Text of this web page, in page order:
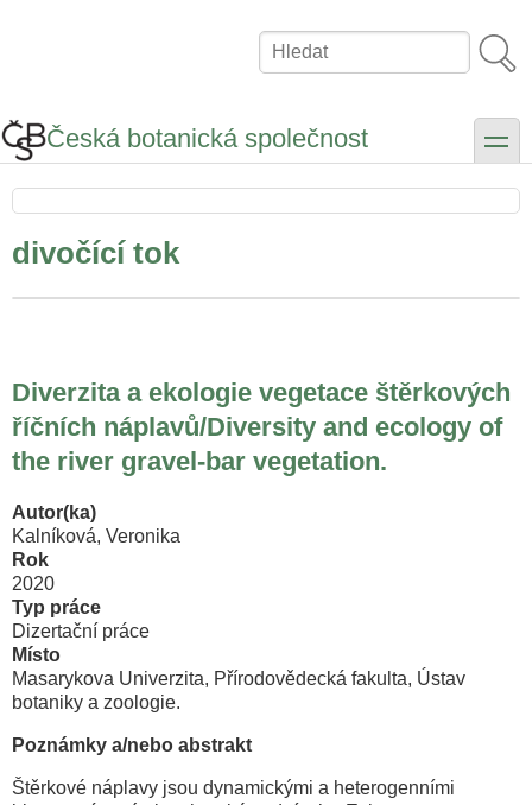
Hledat
Česká botanická společnost toggle
divočící tok
Diverzita a ekologie vegetace štěrkových
říčních náplavů/Diversity and ecology of
the river gravel-bar vegetation.
Autor(ka)
Kalníková, Veronika
Rok
2020
Typ práce
Dizertační práce
Místo
Masarykova Univerzita, Přírodovědecká fakulta, Ústav
botaniky a zoologie.
Poznámky a/nebo abstrakt
Štěrkové náplavy jsou dynamickými a heterogenními